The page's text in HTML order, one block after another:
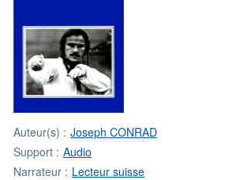
Auteur(s) : Joseph CONRAD
Support : Audio
Narrateur : Lecteur suisse